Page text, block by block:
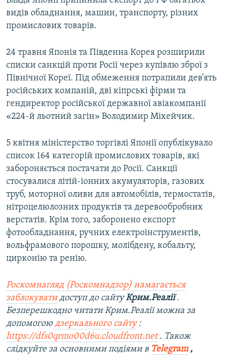
видів обладнання, машин, транспорту, різних
промислових товарів.
24 травня Японія та Південна Корея розширили
списки санкцій проти Росії через купівлю зброї з
Північної Кореї. Під обмеження потрапили дев’ять
російських компаній, дві кіпрські фірми та
гендиректор російської державної авіакомпанії
«224-й льотний загін» Володимир Міхейчик.
5 квітня міністерство торгівлі Японії опублікувало
список 164 категорій промислових товарів, які
забороняється постачати до Росії. Санкції
стосувалися літій-іонних акумуляторів, газових
труб, моторної оливи для автомобілів, термостатів,
нітроцелюлозних продуктів та деревообробних
верстатів. Крім того, заборонено експорт
фотообладнання, ручних електроінструментів,
вольфрамового порошку, молібдену, кобальту,
цирконію та ренію.
Роскомнагляд (Роскомнадзор) намагається
заблокуватидоступ до сайтуКрим.Реалії.
Безперешкодно читати Крим.Реалії можна за
допомогою дзеркального сайту:
https://dfs0qrmo00d6u.cloudfront.net. Також
слідкуйте за основними подіями в Telegram,